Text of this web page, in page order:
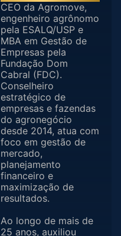
CEO da Agromove,
engenheiro agrônomo
pela ESALQ/USP e
MBA em Gestão de
Empresas pela
Fundação Dom
Cabral (FDC).
Conselheiro
estratégico de
empresas e fazendas
do agronegócio
desde 2014, atua com
foco em gestão de
mercado,
planejamento
financeiro e
maximização de
resultados.
Ao longo de mais de
25 anos, auxiliou